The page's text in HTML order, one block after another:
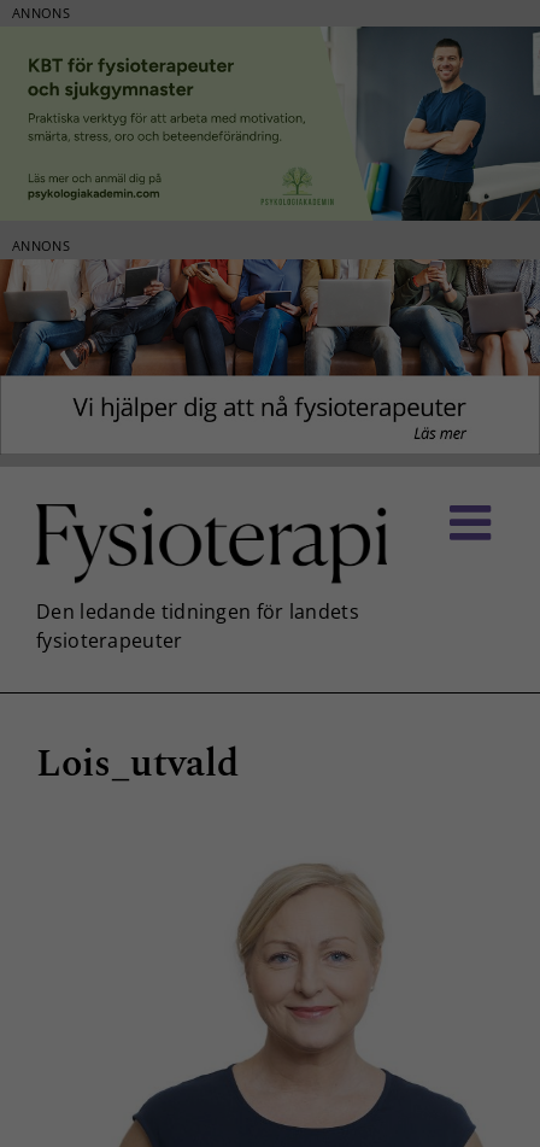
ANNONS
ANNONS
innehållet
Lois_utvald